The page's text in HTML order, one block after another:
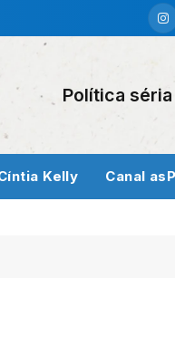
Política
Kelly Canal asP